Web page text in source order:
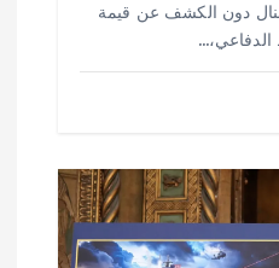
دون الكشف عن قيمة
الدفاعي،…